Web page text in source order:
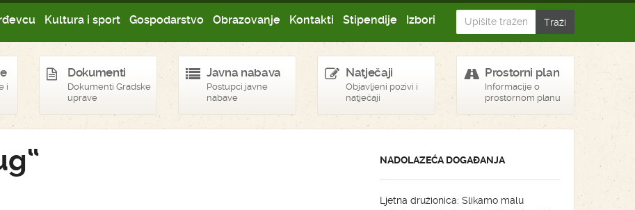
Kultura i sport Gospodarstvo Obrazovanje Kontakti Stipendije Izbori
i
Dokumenti
Dokumenti Gradske
uprave
Javna nabava
Postupci javne
nabave
Natječaji
Objavljeni pozivi i
natječaji
Prostorni plan
Informacije o
prostornom planu
NADOLAZEĆA DOGAĐANJA
Ljetna družionica: Slikamo malu